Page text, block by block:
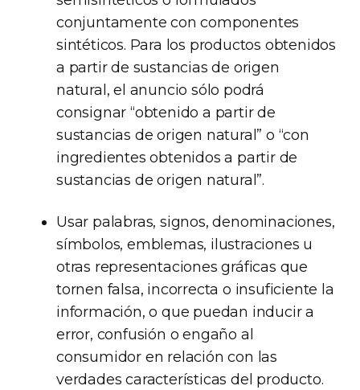
conjuntamente con componentes
sintéticos. Para los productos obtenidos
a partir de sustancias de origen
natural, el anuncio sólo podrá
consignar “obtenido a partir de
sustancias de origen natural” o “con
ingredientes obtenidos a partir de
sustancias de origen natural”.
Usar palabras, signos, denominaciones,
símbolos, emblemas, ilustraciones u
otras representaciones gráficas que
tornen falsa, incorrecta o insuficiente la
información, o que puedan inducir a
error, confusión o engaño al
consumidor en relación con las
verdades características del producto.